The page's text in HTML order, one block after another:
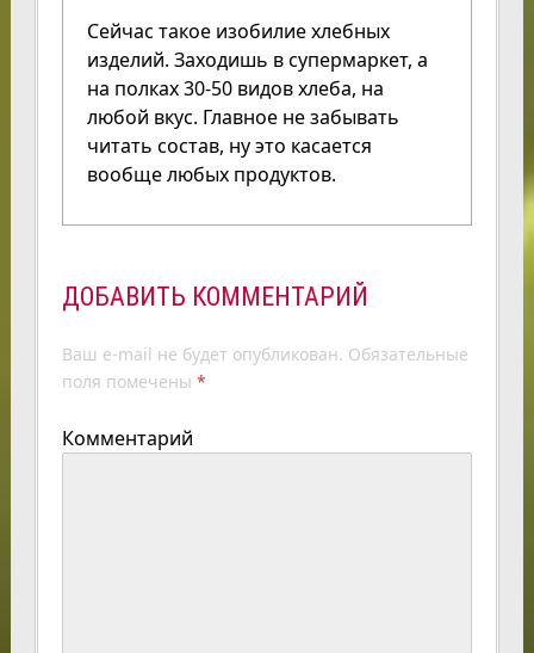
Сейчас такое изобилие хлебных
изделий. Заходишь в супермаркет, а
на полках 30-50 видов хлеба, на
любой вкус. Главное не забывать
читать состав, ну это касается
вообще любых продуктов.
ДОБАВИТЬ КОММЕНТАРИЙ
Ваш e-mail не будет опубликован. Обязательные
поля помечены *
Комментарий